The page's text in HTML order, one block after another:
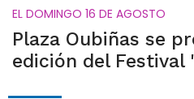
EL DOMINGO 16 DE AGOSTO
Plaza Oubiñas se
edición del Festival